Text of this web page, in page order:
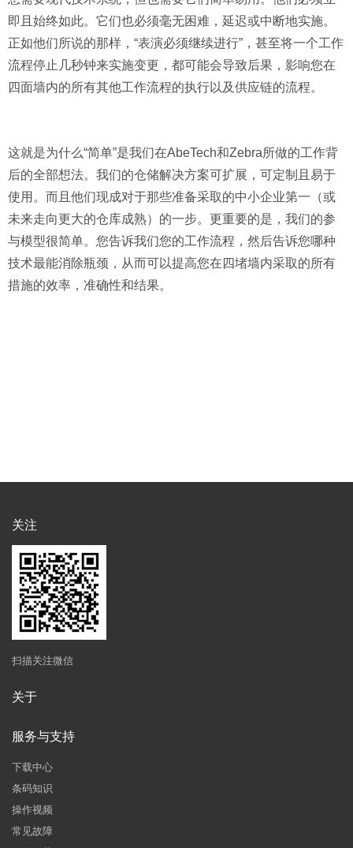
即且始终如此。它们也必须毫无困难，延迟或中断地实施。
正如他们所说的那样，“表演必须继续进行”，甚至将一个工作
流程停止几秒钟来实施变更，都可能会导致后果，影响您在
四面墙内的所有其他工作流程的执行以及供应链的流程。
这就是为什么“简单”是我们在AbeTech和Zebra所做的工作背
后的全部想法。我们的仓储解决方案可扩展，可定制且易于
使用。而且他们现成对于那些准备采取的中小企业第一（或
未来走向更大的仓库成熟）的一步。更重要的是，我们的参
与模型很简单。您告诉我们您的工作流程，然后告诉您哪种
技术最能消除瓶颈，从而可以提高您在四堵墙内采取的所有
措施的效率，准确性和结果。
关注
扫描关注微信
关于
服务与支持
下载中心
条码知识
操作视频
常见故障